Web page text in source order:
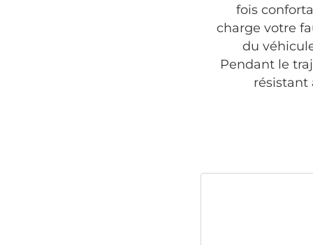
fois
charge votre
du
Pendant le
résistant